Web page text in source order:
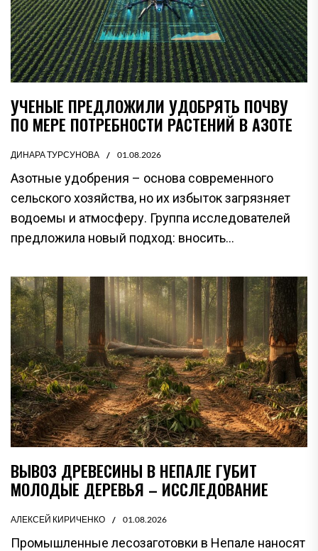
УЧЕНЫЕ ПРЕДЛОЖИЛИ УДОБРЯТЬ ПОЧВУ
ПО МЕРЕ ПОТРЕБНОСТИ РАСТЕНИЙ В АЗОТЕ
ДИНАРА ТУРСУНОВА 01.08.2026
Азотные удобрения – основа современного
сельского хозяйства, но их избыток загрязняет
водоемы и атмосферу. Группа исследователей
предложила новый подход: вносить...
ВЫВОЗ ДРЕВЕСИНЫ В НЕПАЛЕ ГУБИТ
МОЛОДЫЕ ДЕРЕВЬЯ – ИССЛЕДОВАНИЕ
АЛЕКСЕЙ КИРИЧЕНКО 01.08.2026
Промышленные лесозаготовки в Непале наносят